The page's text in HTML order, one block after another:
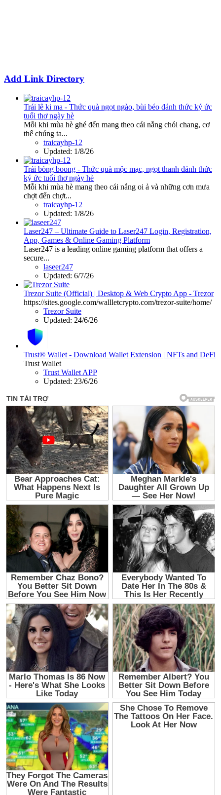
Add Link Directory
Trái lê ki ma - Thức quà ngọt ngào, bùi béo đánh thức ký ức
tuổi thơ ngày hè
Mỗi khi mùa hè ghé đến mang theo cái nắng chói chang, cơ
thể chúng ta...
traicayhp-12
Updated: 1/8/26
Trái bòng boong - Thức quà mộc mạc, ngọt thanh đánh thức
ký ức tuổi thơ ngày hè
Mỗi khi mùa hè mang theo cái nắng oi ả và những cơn mưa
chợt đến chợt...
traicayhp-12
Updated: 1/8/26
Laser247 – Ultimate Guide to Laser247 Login, Registration,
App, Games & Online Gaming Platform
Laser247 is a leading online gaming platform that offers a
secure...
laseer247
Updated: 6/7/26
Trezor Suite (Official) | Desktop & Web Crypto App - Trezor
https://sites.google.com/wallletcrypto.com/trezor-suite/home/
Trezor Suite
Updated: 24/6/26
Trust® Wallet - Download Wallet Extension | NFTs and DeFi
Trust Wallet
Trust Wallet APP
Updated: 23/6/26